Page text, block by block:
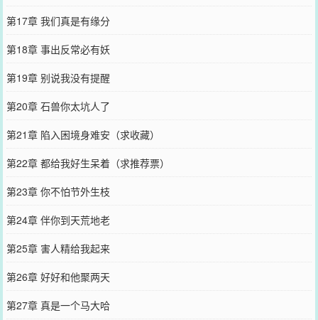
第17章 我们真是有缘分
第18章 事出反常必有妖
第19章 别说我没有提醒
第20章 石兽你太坑人了
第21章 陷入困境身难安（求收藏）
第22章 都给我好生呆着（求推荐票）
第23章 你不怕节外生枝
第24章 伴你到天荒地老
第25章 害人精给我起来
第26章 好好和他聚两天
第27章 真是一个马大哈